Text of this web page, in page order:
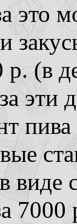
это
р. (в
эти
виде
7000